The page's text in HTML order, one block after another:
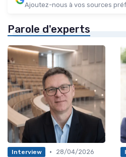
Ajoutez-nous à vos sources
Parole d'experts
Interview •
28/04/2026